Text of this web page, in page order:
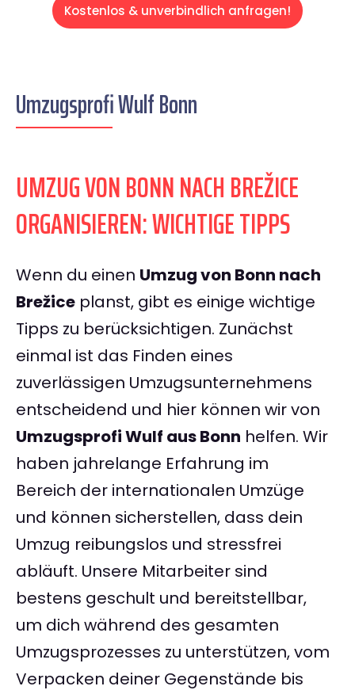
Kostenlos & unverbindlich anfragen!
Umzugsprofi Wulf Bonn
UMZUG VON BONN NACH BREŽICE
ORGANISIEREN: WICHTIGE TIPPS
Wenn du einen Umzug von Bonn nach
Brežice planst, gibt es einige wichtige
Tipps zu berücksichtigen. Zunächst
einmal ist das Finden eines
zuverlässigen Umzugsunternehmens
entscheidend und hier können wir von
Umzugsprofi Wulf aus Bonn helfen. Wir
haben jahrelange Erfahrung im
Bereich der internationalen Umzüge
und können sicherstellen, dass dein
Umzug reibungslos und stressfrei
abläuft. Unsere Mitarbeiter sind
bestens geschult und bereitstellbar,
um dich während des gesamten
Umzugsprozesses zu unterstützen, vom
Verpacken deiner Gegenstände bis